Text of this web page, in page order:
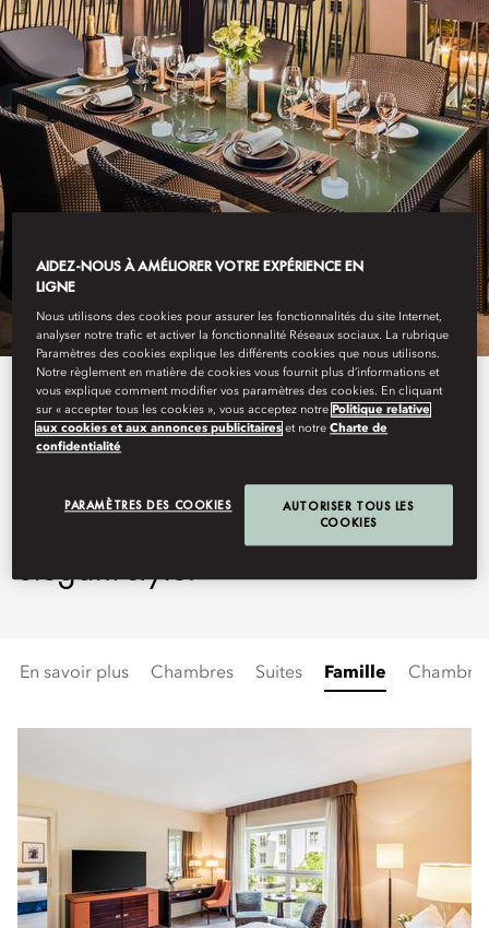
STAY
Offering an enticing blend of
historic character and
contemporary design, our 99
rooms and suites exude a sense of
elegant style.
En savoir plus Chambres Suites Famille
AIDEZ-NOUS À AMÉLIORER VOTRE EXPÉRIENCE EN
LIGNE
Nous utilisons des cookies pour assurer les fonctionnalités du site Internet,
analyser notre trafic et activer la fonctionnalité Réseaux sociaux. La rubrique
Paramètres des cookies explique les différents cookies que nous utilisons.
Notre règlement en matière de cookies vous fournit plus d’informations et
vous explique comment modifier vos paramètres des cookies. En cliquant
sur « accepter tous les cookies », vous acceptez notre Politique relative
aux cookies et aux annonces publicitaires et notreCharte de
confidentialité
PARAMÈTRES DES COOKIES
AUTORISER TOUS LES
COOKIES